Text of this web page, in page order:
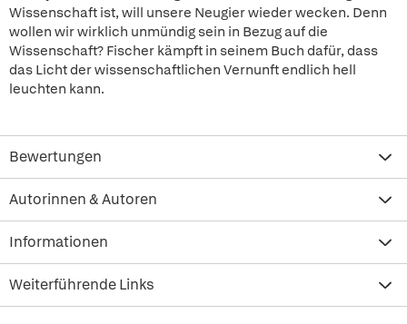
Wissenschaft ist, will unsere Neugier wieder wecken. Denn
wollen wir wirklich unmündig sein in Bezug auf die
Wissenschaft? Fischer kämpft in seinem Buch dafür, dass
das Licht der wissenschaftlichen Vernunft endlich hell
leuchten kann.
Bewertungen
Autorinnen & Autoren
Informationen
Weiterführende Links